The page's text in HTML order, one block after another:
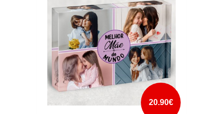
mais info
add à lista
20.90€